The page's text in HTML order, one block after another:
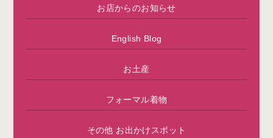
お店からのお知らせ
English Blog
お土産
フォーマル着物
その他 お出かけスポット